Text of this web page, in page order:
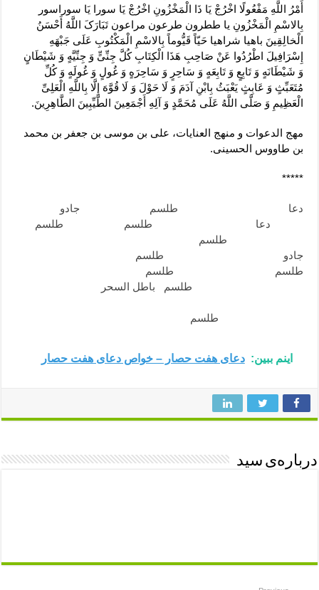
أَمْرُ اللَّهِ مَفْعُولًا اخْرُجْ یَا ذَا الْمَخْزُونِ اخْرُجْ یَا سورا یَا سوراسور
بِالاسْمِ الْمَخْزُونِ یا ططرون طرعون مراعون تَبَارَکَ اللَّهُ أَحْسَنُ
الْخالِقِینَ باهیا شراهیا حَیّاً قَیُّوماً بِالاسْمِ الْمَکْتُوبِ عَلَى جَبْهَهِ
إِسْرَافِیلَ اطْرُدُوا عَنْ صَاحِبِ هَذَا الْکِتَابِ کُلَّ جِنِّیٍّ وَ جِنِّیَّهٍ وَ شَیْطَانٍ
وَ شَیْطَانَهٍ وَ تَابِعٍ وَ تَابِعَهٍ وَ سَاحِرٍ وَ سَاحِرَهٍ وَ غُولٍ وَ غُولَهٍ وَ کُلِّ
مُتَعَبِّثٍ وَ عَابِثٍ یَعْبَثُ بِابْنِ آدَمَ وَ لَا حَوْلَ وَ لَا قُوَّهَ إِلَّا بِاللَّهِ الْعَلِیِّ
الْعَظِیمِ وَ صَلَّى اللَّهُ عَلَى مُحَمَّدٍ وَ آلِهِ أَجْمَعِینَ الطَّیِّبِینَ الطَّاهِرِینَ‏.
مهج الدعوات و منهج العنایات، علی بن موسى بن جعفر بن محمد
بن طاووس الحسینی.
*****
دعا طلسم جادو
دعا طلسم
طلسم
طلسم
جادو
طلسم
طلسم
طلسم
طلسم باطل السحر
طلسم
اینم ببین: دعای هفت حصار – خواص دعای هفت حصار
درباره‌ی سید